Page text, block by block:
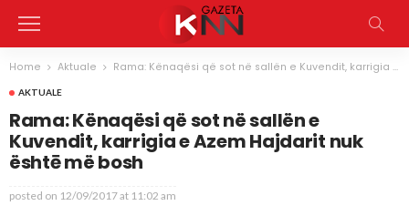
Home Aktuale Rama: Kënaqësi që sot në sallën e Kuvendit, karrigia e Azem Hajdarit nuk ështē më bosh
AKTUALE
Rama: Kënaqësi që sot në sallën e
Kuvendit, karrigia e Azem Hajdarit nuk
ështē më bosh
posted on 12/09/2017 at 11:02 am